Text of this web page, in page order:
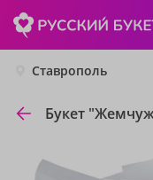
Ставрополь
Букет